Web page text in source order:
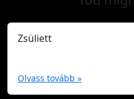
Zsüliett
Olvass tovább »